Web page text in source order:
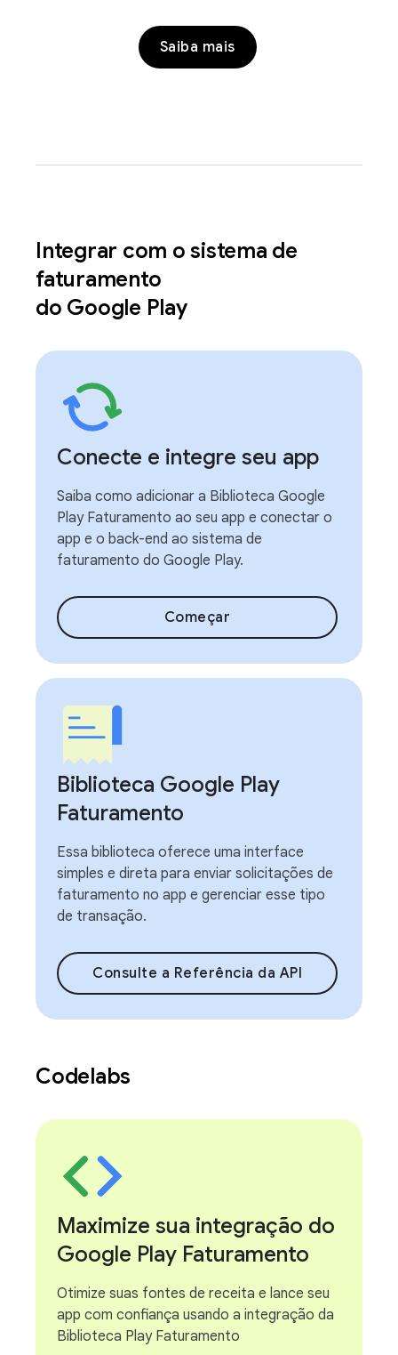
Saiba mais
Integrar com o sistema de
faturamento
do Google Play
Conecte e integre seu app
Saiba como adicionar a Biblioteca Google
Play Faturamento ao seu app e conectar o
app e o back-end ao sistema de
faturamento do Google Play.
Começar
Biblioteca Google Play
Faturamento
Essa biblioteca oferece uma interface
simples e direta para enviar solicitações de
faturamento no app e gerenciar esse tipo
de transação.
Consulte a Referência da API
Codelabs
Maximize sua integração do
Google Play Faturamento
Otimize suas fontes de receita e lance seu
app com confiança usando a integração da
Biblioteca Play Faturamento